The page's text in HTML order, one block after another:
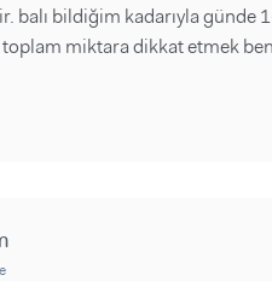
balı bildiğim kadarıyla günde
miktara dikkat etmek